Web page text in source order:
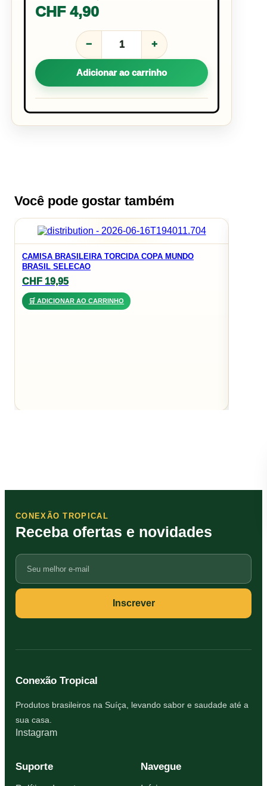
CHF4,90
PRODASA
BISCOITO
COQUINHO
− +
Adicionar ao carrinho
Você pode gostar também
CAMISA BRASILEIRA TORCIDA COPA MUNDO
BRASIL SELECAO
CHF 19,95
🛒 ADICIONAR AO CARRINHO
CONEXÃO TROPICAL
Receba ofertas e novidades
Seu
mail
Inscrever
Conexão Tropical
Produtos brasileiros na Suíça, levando sabor e saudade até a
sua casa.
Instagram
Suporte Navegue